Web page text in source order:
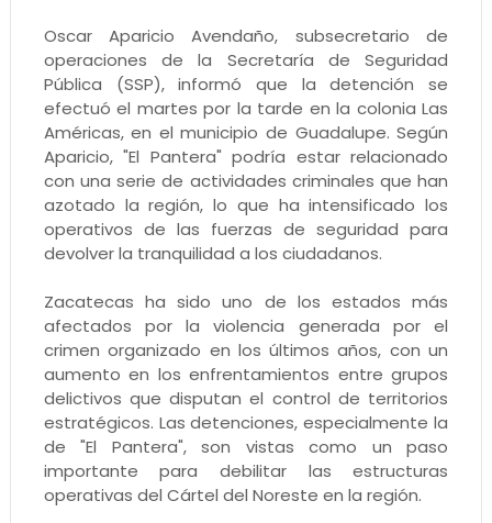
Oscar Aparicio Avendaño, subsecretario de
operaciones de la Secretaría de Seguridad
Pública (SSP), informó que la detención se
efectuó el martes por la tarde en la colonia Las
Américas, en el municipio de Guadalupe. Según
Aparicio, "El Pantera" podría estar relacionado
con una serie de actividades criminales que han
azotado la región, lo que ha intensificado los
operativos de las fuerzas de seguridad para
devolver la tranquilidad a los ciudadanos.
Zacatecas ha sido uno de los estados más
afectados por la violencia generada por el
crimen organizado en los últimos años, con un
aumento en los enfrentamientos entre grupos
delictivos que disputan el control de territorios
estratégicos. Las detenciones, especialmente la
de "El Pantera", son vistas como un paso
importante para debilitar las estructuras
operativas del Cártel del Noreste en la región.